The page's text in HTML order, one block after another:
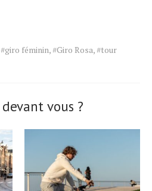
#giro féminin,#Giro Rosa,#tour
vous ?